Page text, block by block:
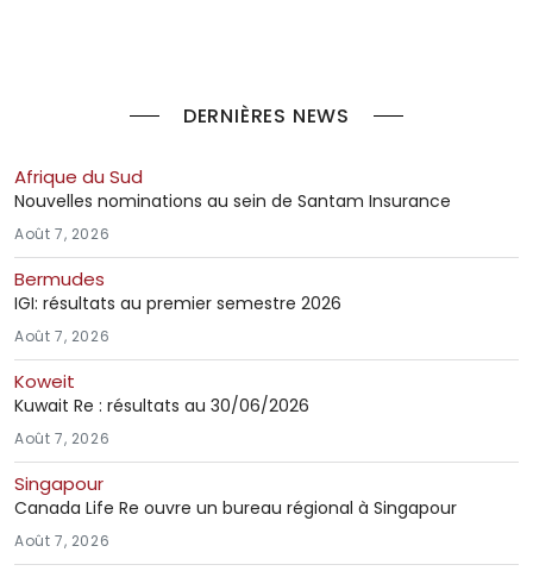
DERNIÈRES NEWS
Afrique du Sud
Nouvelles nominations au sein de Santam Insurance
Août 7, 2026
Bermudes
IGI: résultats au premier semestre 2026
Août 7, 2026
Koweit
Kuwait Re : résultats au 30/06/2026
Août 7, 2026
Singapour
Canada Life Re ouvre un bureau régional à Singapour
Août 7, 2026